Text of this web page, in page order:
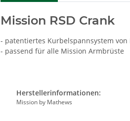
Mission RSD Crank
- patentiertes Kurbelspannsystem von
- passend für alle Mission Armbrüste
Herstellerinformationen:
Mission by Mathews